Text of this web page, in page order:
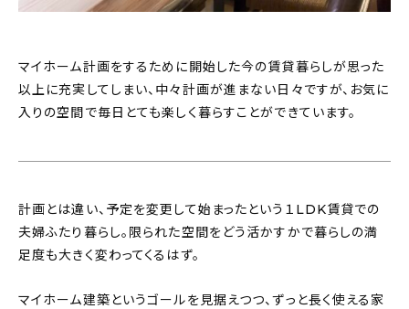
マイホーム計画をするために開始した今の賃貸暮らしが思った
以上に充実してしまい、中々計画が進まない日々ですが、お気に
入りの空間で毎日とても楽しく暮らすことができています。
計画とは違い、予定を変更して始まったという１LDK賃貸での
夫婦ふたり暮らし。限られた空間をどう活かすかで暮らしの満
足度も大きく変わってくるはず。
マイホーム建築というゴールを見据えつつ、ずっと長く使える家